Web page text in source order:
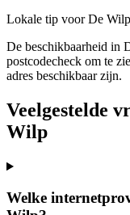
Lokale tip voor De Wilp
De beschikbaarheid in
postcodecheck om te
adres beschikbaar zijn.
Veelgestelde
Wilp
Welke